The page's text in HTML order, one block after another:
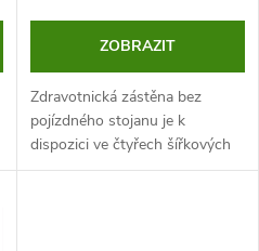
ZOBRAZIT
Zdravotnická zástěna bez
pojízdného stojanu je k
dispozici ve čtyřech šířkových
variantách, takže ji snadno